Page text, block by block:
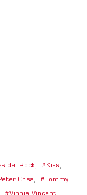
del Rock, Kiss,
Criss, Tommy